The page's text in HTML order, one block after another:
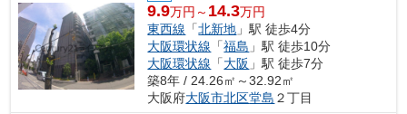
9.9万円～ 14.3万円
東西線 「北新地 」駅 徒歩4分
大阪環状線 「福島 」駅 徒歩10分
大阪環状線 「大阪 」駅 徒歩7分
築8年 / 24.26㎡～32.92㎡
大阪府大阪市北区堂島 ２丁目